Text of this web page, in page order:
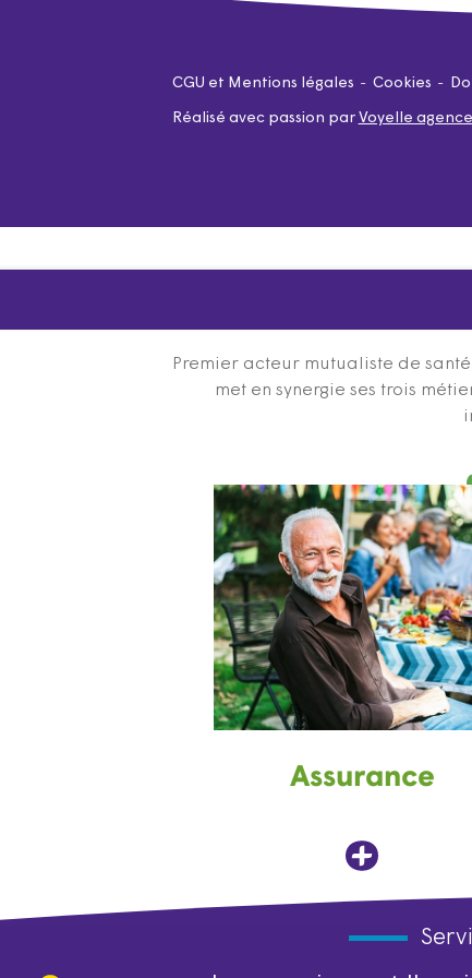
CGU et Mentions légales Cookies
Réalisé avec passion par Voyelle agence
Premier acteur mutualiste de
met en synergie ses trois
Assurance